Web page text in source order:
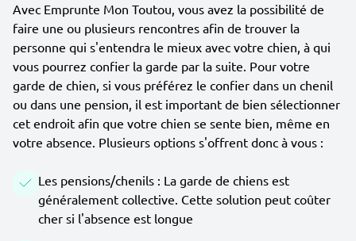
Avec Emprunte Mon Toutou, vous avez la possibilité de
faire une ou plusieurs rencontres afin de trouver la
personne qui s'entendra le mieux avec votre chien, à qui
vous pourrez confier la garde par la suite. Pour votre
garde de chien, si vous préférez le confier dans un chenil
ou dans une pension, il est important de bien sélectionner
cet endroit afin que votre chien se sente bien, même en
votre absence. Plusieurs options s'offrent donc à vous :
Les pensions/chenils : La garde de chiens est
généralement collective. Cette solution peut coûter
cher si l'absence est longue